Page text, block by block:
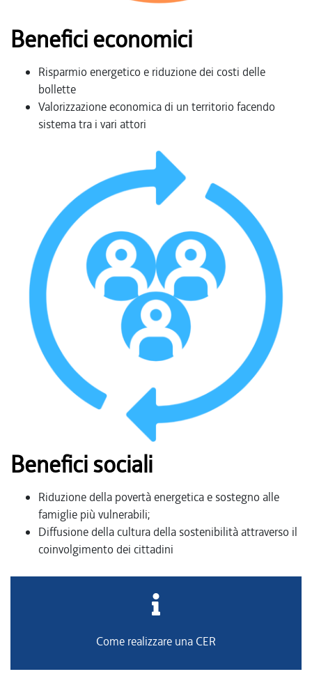
Benefici economici
Risparmio energetico e riduzione dei costi delle
bollette
Valorizzazione economica di un territorio facendo
sistema tra i vari attori
Benefici sociali
Riduzione della povertà energetica e sostegno alle
famiglie più vulnerabili;
Diffusione della cultura della sostenibilità attraverso il
coinvolgimento dei cittadini
Come realizzare una CER